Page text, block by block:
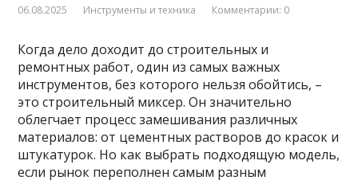
06.08.2025 Инструменты и техника Комментарии: 0
Когда дело доходит до строительных и
ремонтных работ, один из самых важных
инструментов, без которого нельзя обойтись, –
это строительный миксер. Он значительно
облегчает процесс замешивания различных
материалов: от цементных растворов до красок и
штукатурок. Но как выбрать подходящую модель,
если рынок переполнен самым разным